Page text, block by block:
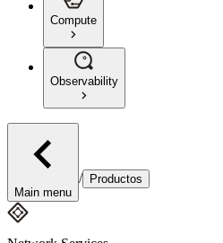
Compute
Observability
Main menu
/ Productos